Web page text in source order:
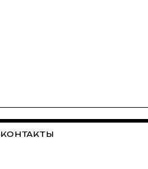
КОНТАКТЫ